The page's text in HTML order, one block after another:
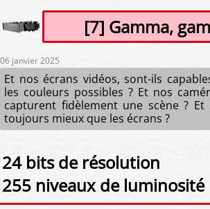
[7] Gamma,
06 janvier 2025
Et nos écrans vidéos, sont-ils
les couleurs possibles ? Et nos
capturent fidèlement une scène ?
toujours mieux que les écrans ?
24 bits de résolution
255 niveaux de luminosité